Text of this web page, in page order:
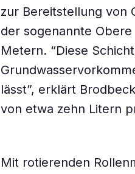
zur Bereitstellung von
der sogenannte
Metern. “Diese
lässt”, erklärt
von etwa zehn Litern
Mit rotierenden